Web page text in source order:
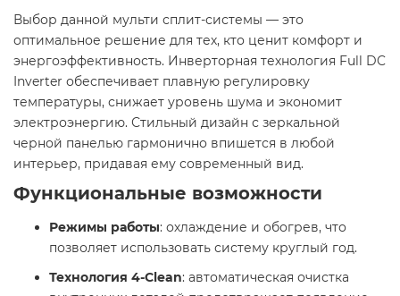
Выбор данной мульти сплит-системы — это
оптимальное решение для тех, кто ценит комфорт и
энергоэффективность. Инверторная технология Full DC
Inverter обеспечивает плавную регулировку
температуры, снижает уровень шума и экономит
электроэнергию. Стильный дизайн с зеркальной
черной панелью гармонично впишется в любой
интерьер, придавая ему современный вид.​
Функциональные возможности
Режимы работы: охлаждение и обогрев, что
позволяет использовать систему круглый год.​
Технология 4-Clean: автоматическая очистка